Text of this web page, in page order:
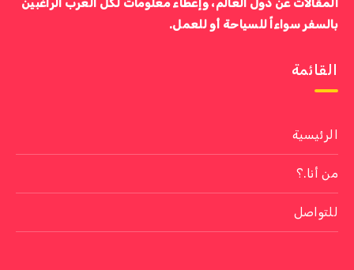
المقالات عن دول العالم، وإعطاء معلومات لكل العرب الراغبين
بالسفر سواءاً للسياحة أو للعمل.
القائمة
الرئيسية
من أنا.؟
للتواصل